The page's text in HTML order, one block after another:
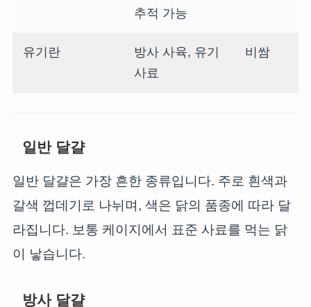
추적 가능
유기란
방사 사육, 유기
사료
비쌈
일반 달걀
일반 달걀은 가장 흔한 종류입니다. 주로 흰색과
갈색 껍데기로 나뉘며, 색은 닭의 품종에 따라 달
라집니다. 보통 케이지에서 표준 사료를 먹는 닭
이 낳습니다.
방사 달걀